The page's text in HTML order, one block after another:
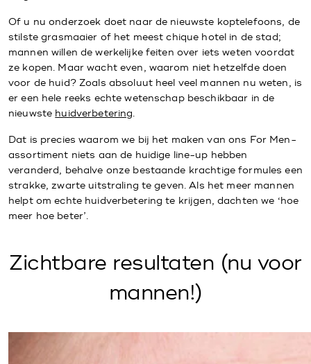
Of u nu onderzoek doet naar de nieuwste koptelefoons, de
stilste grasmaaier of het meest chique hotel in de stad;
mannen willen de werkelijke feiten over iets weten voordat
ze kopen. Maar wacht even, waarom niet hetzelfde doen
voor de huid? Zoals absoluut heel veel mannen nu weten, is
er een hele reeks echte wetenschap beschikbaar in de
nieuwste huidverbetering.
Dat is precies waarom we bij het maken van ons For Men-
assortiment niets aan de huidige line-up hebben
veranderd, behalve onze bestaande krachtige formules een
strakke, zwarte uitstraling te geven. Als het meer mannen
helpt om echte huidverbetering te krijgen, dachten we ‘hoe
meer hoe beter’.
Zichtbare resultaten (nu voor
mannen!)